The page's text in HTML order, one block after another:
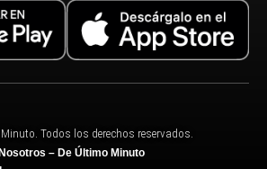
Todos los derechos reservados.
– De Último Minuto